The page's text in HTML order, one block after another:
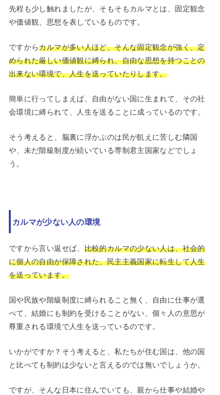
先程も少し触れましたが、そもそもカルマとは、固定観念
や価値観、思想を表しているものです。
ですからカルマが多い人ほど、そんな固定観念が強く、定
められた厳しい価値観に縛られ、自由な思想を持つことの
出来ない環境で、人生を送っていたりします。
簡単に行ってしまえば、自由がない国に生まれて、その社
会環境に縛られて、人生を送ることに成っているのです。
そう考えると、脳裏に浮かぶのは民が飢えに苦しむ隣国
や、未だ階級制度が続いている専制君主国家などでしょ
う。
カルマが少ない人の環境
ですから言い返せば、 比較的カルマの少ない人は、社会的
に個人の自由が保障された、民主主義国家に転生して人生
を送っています。
国や民族や階級制度に縛られること無く、自由に仕事が選
べて、結婚にも制約を受けることがない、個々人の意思が
尊重される環境で人生を送っているのです。
いかがですか？そう考えると、私たちが住む国は、他の国
と比べても制約は少ないと言えるのでは無いでしょうか。
ですが、そんな日本に住んでいても、親から仕事や結婚や